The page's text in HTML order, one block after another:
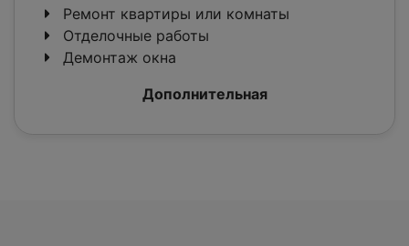
Ремонт квартиры или комнаты
Отделочные работы
Демонтаж окна
Дополнительная